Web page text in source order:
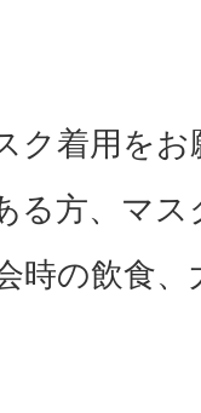
ク着用を
る方、マ
時の飲食